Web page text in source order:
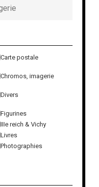
Carte postale
Chromos, imagerie
Divers
Figurines
IIIe reich & Vichy
Livres
Photographies